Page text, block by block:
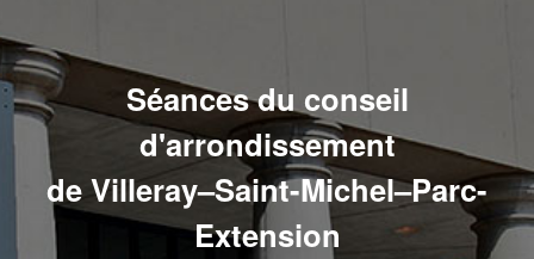
Séances du conseil
d'arrondissement
de Villeray–Saint-Michel–Parc-
Extension